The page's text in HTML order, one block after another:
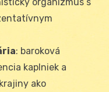
: baroková
kaplniek a
ako